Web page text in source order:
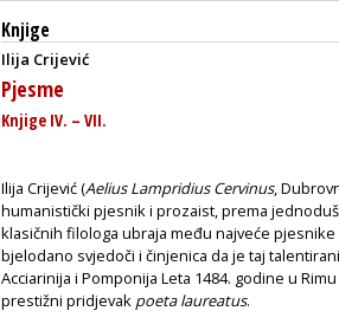
Knjige
Ilija Crijević
Pjesme
Knjige IV. – VII.
Ilija Crijević (Aelius Lampridius Cervinus,
humanistički pjesnik i prozaist, prema
klasičnih filologa ubraja među najveće
bjelodano svjedoči i činjenica da je taj
Acciarinija i Pomponija Leta 1484. godine u
prestižni pridjevak poeta laureatus.